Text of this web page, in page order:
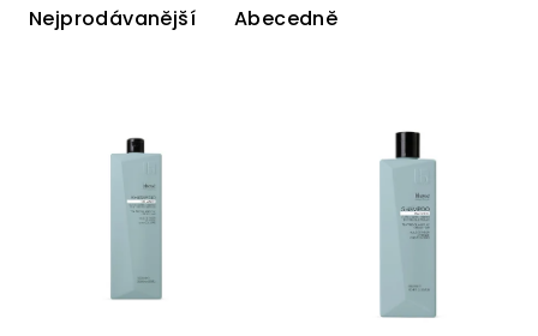
Nejprodávanější Abecedně